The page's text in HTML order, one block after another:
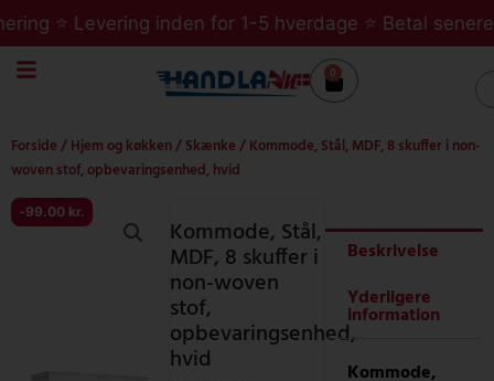
til
indholdet
Levering inden for 1-5 hverdage ⭐ Betal senere
0
Kurv
Forside/Hjem og køkken/Skænke/ Kommode, Stål, MDF, 8 skuffer i non-
woven stof, opbevaringsenhed, hvid
-99.00 kr.
Kommode, Stål,
MDF, 8 skuffer i
non-woven
stof,
opbevaringsenhed,
hvid
Beskrivelse
Yderligere
information
Kommode,